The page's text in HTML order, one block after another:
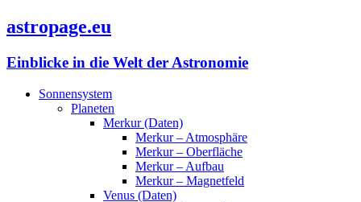
astropage.eu
Einblicke in die Welt der Astronomie
Sonnensystem
Planeten
Merkur (Daten)
Merkur – Atmosphäre
Merkur – Oberfläche
Merkur – Aufbau
Merkur – Magnetfeld
Venus (Daten)